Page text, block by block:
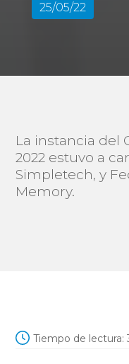
25/05/22
La instancia del
2022 estuvo a
Simpletech, y
Memory.
Tiempo de lectura: